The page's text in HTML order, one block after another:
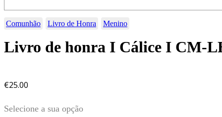
Comunhão Livro de Honra Menino
Livro de honra I Cálice I CM-
€25.00
Selecione a sua opção